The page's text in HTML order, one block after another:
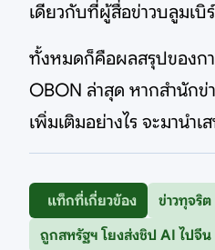
เดียวกับที่ผู้สื่อข่าวบลูมเบิ
ทั้งหมดก็คือผลสรุปของก
OBON ล่าสุด หากสำนักข่
เพิ่มเติมอย่างไร จะมานำเ
แท็กที่เกี่ยวข้อง ข่าวทุจริต
ถูกสหรัฐฯ โยงส่งชิป AI ไปจีน